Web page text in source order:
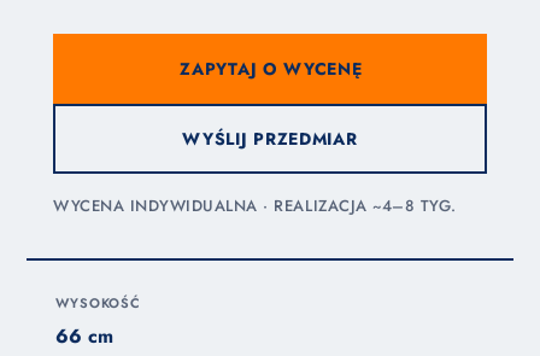
ZAPYTAJ O WYCENĘ
WYŚLIJ PRZEDMIAR
WYCENA INDYWIDUALNA · REALIZACJA ~4–8 TYG.
WYSOKOŚĆ
66 cm